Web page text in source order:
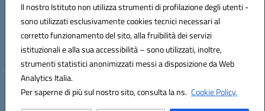
Il nostro Istituto non utilizza strumenti di profilazione degli utenti -
sono utilizzati esclusivamente cookies tecnici necessari al
corretto funzionamento del sito, alla fruibilità dei servizi
istituzionali e alla sua accessibilità – sono utilizzati, inoltre,
strumenti statistici anonimizzati messi a disposizione da Web
Analytics Italia.
Per saperne di più sul nostro sito, consulta la ns. Cookie Policy.
Posta elettronica certificata (PEC):ssic820006@pec.istruzione.it
Codice fiscale: 81000530907
Codice meccanografico:SSIC820006
Hosting & Powered by 3D Solution S.r.l.
Concept & Design by Designers Italia